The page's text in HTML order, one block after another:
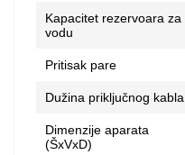
Kapacitet rezervoara za
vodu
Pritisak pare
Dužina priključnog kabla
Dimenzije aparata
(ŠxVxD)